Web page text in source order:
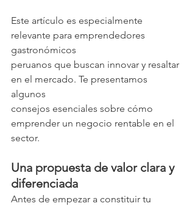
Este artículo es especialmente
relevante para emprendedores
gastronómicos
peruanos que buscan innovar y resaltar
en el mercado. Te presentamos
algunos
consejos esenciales sobre cómo
emprender un negocio rentable en el
sector.
Una propuesta de valor clara y
diferenciada
Antes de empezar a constituir tu